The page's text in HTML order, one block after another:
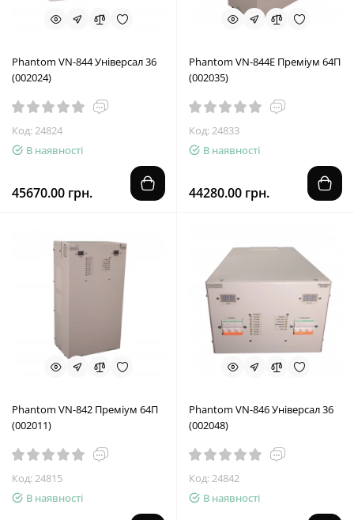
Phantom VN-844 Універсал 36
(002024)
Код: 24824
В наявності
45670.00 грн.
Phantom VN-844E Преміум 64П
(002035)
Код: 24833
В наявності
44280.00 грн.
Phantom VN-842 Преміум 64П
(002011)
Код: 24815
В наявності
Phantom VN-846 Універсал 36
(002048)
Код: 24842
В наявності